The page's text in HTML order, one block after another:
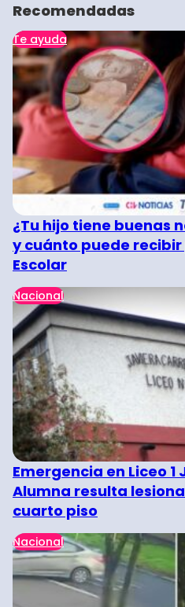
Recomendadas
Te ayuda
¿Tu hijo tiene buenas
y cuánto puede recibir
Escolar
Nacional
Emergencia en Liceo
Alumna resulta
cuarto piso
Nacional